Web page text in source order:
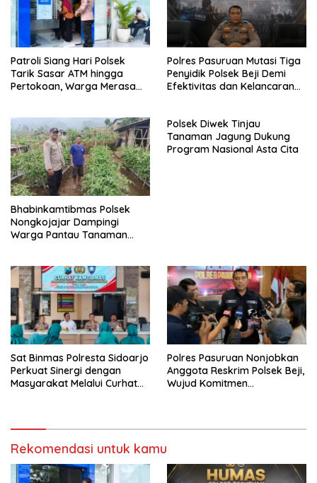
Patroli Siang Hari Polsek
Tarik Sasar ATM hingga
Pertokoan, Warga Merasa
Polres Pasuruan Mutasi Tiga
Penyidik Polsek Beji Demi
Efektivitas dan Kelancaran
Bhabinkamtibmas Polsek
Nongkojajar Dampingi
Warga Pantau Tanaman
Polsek Diwek Tinjau
Tanaman Jagung Dukung
Program Nasional Asta Cita
Sat Binmas Polresta Sidoarjo
Perkuat Sinergi dengan
Masyarakat Melalui Curhat
Polres Pasuruan Nonjobkan
Anggota Reskrim Polsek Beji,
Wujud Komitmen
Rekomendasi untuk kamu